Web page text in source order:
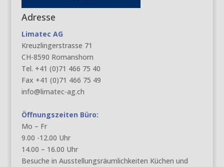
Adresse
Limatec AG
Kreuzlingerstrasse 71
CH-8590 Romanshorn
Tel. +41 (0)71 466 75 40
Fax +41 (0)71 466 75 49
info@limatec-ag.ch
Öffnungszeiten Büro:
Mo – Fr
9.00 -12.00 Uhr
14.00 – 16.00 Uhr
Besuche in Ausstellungsräumlichkeiten Küchen und